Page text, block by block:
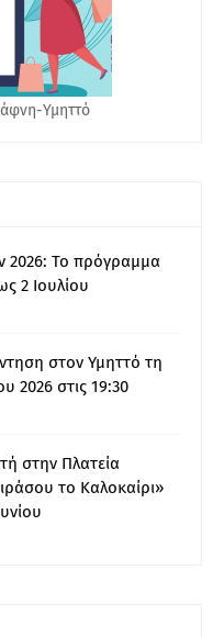
Υμηττό
2026: Το πρόγραμμα
2 Ιουλίου
στον Υμηττό τη
2026 στις 19:30
στην Πλατεία
το Καλοκαίρι»